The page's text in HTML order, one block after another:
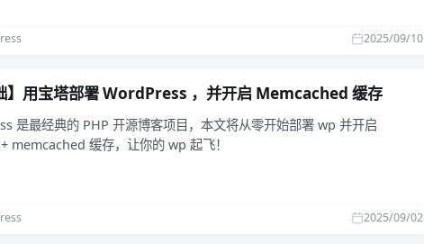
2025/09/10
】用宝塔部署 WordPress ，并开启 Memcached 缓存
是最经典的 PHP 开源博客项目，本文将从零开始部署 wp 并开启
memcached​ 缓存，让你的 wp 起飞！
2025/09/02